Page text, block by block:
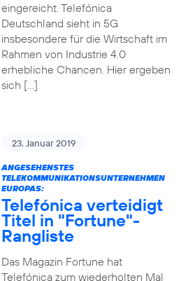
eingereicht. Telefónica
Deutschland sieht in 5G
insbesondere für die Wirtschaft im
Rahmen von Industrie 4.0
erhebliche Chancen. Hier ergeben
sich […]
23. Januar 2019
ANGESEHENSTES
TELEKOMMUNIKATIONSUNTERNEHMEN
EUROPAS:
Telefónica verteidigt
Titel in "Fortune"-
Rangliste
Das Magazin Fortune hat
Telefónica zum wiederholten Mal